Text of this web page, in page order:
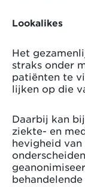
Lookalikes
Het
straks onder
patiënten te
lijken op die
Daarbij kan
ziekte- en
hevigheid